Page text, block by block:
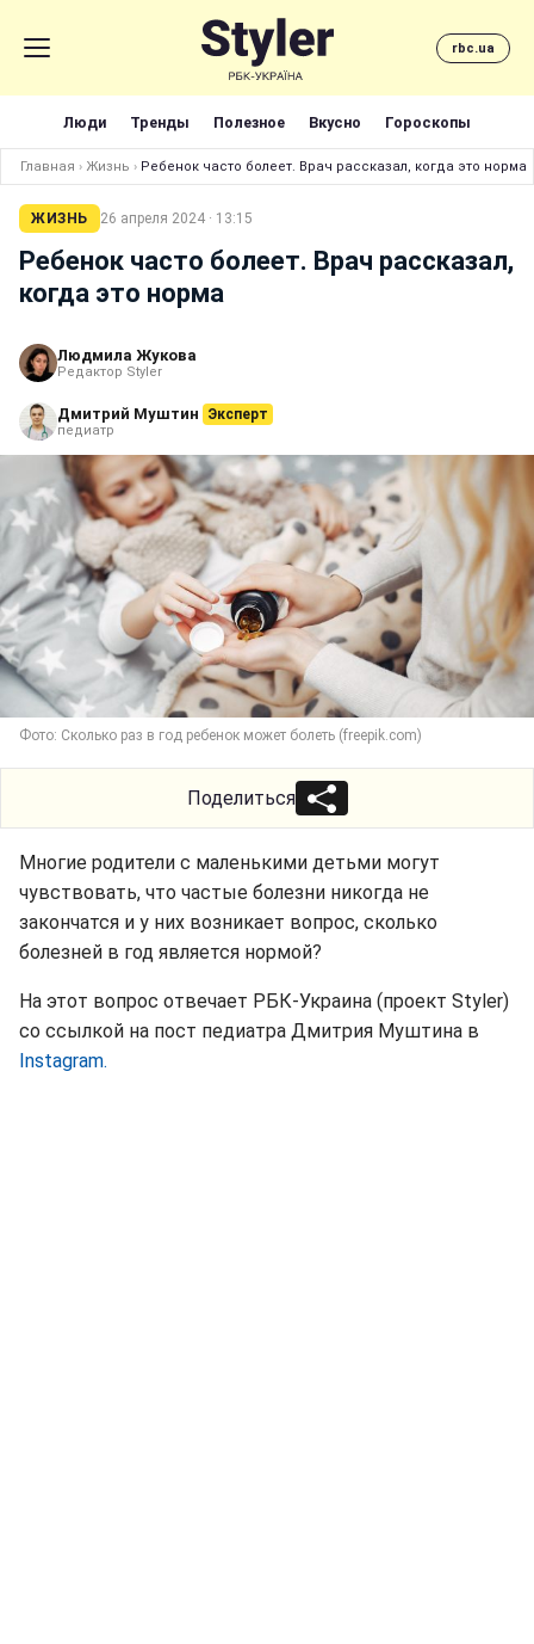
rbc.ua
Люди Тренды Полезное Вкусно Гороскопы
Главная › Жизнь › Ребенок часто болеет. Врач рассказал, когда это норма
ЖИЗНЬ 26 апреля 2024 · 13:15
Ребенок часто болеет. Врач рассказал,
когда это норма
Людмила Жукова
Редактор Styler
Дмитрий Муштин Эксперт
педиатр
Фото: Сколько раз в год ребенок может болеть (freepik.com)
Поделиться
Многие родители с маленькими детьми могут
чувствовать, что частые болезни никогда не
закончатся и у них возникает вопрос, сколько
болезней в год является нормой?
На этот вопрос отвечает РБК-Украина (проект Styler)
со ссылкой на пост педиатра Дмитрия Муштина в
Instagram.